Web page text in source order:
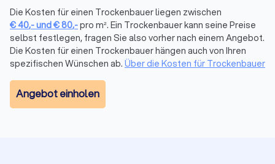
Warum Trustlocal für Trockenbauer in
Schwalmtal (Nordrhein-Westfalen)?
Objektive Auswahl:
8.1/10aus5,985 Bewertungen
Transparenz:Verifizierte Profile, Leistungsdetails,
Die Kosten für einen Trockenbauer liegen zwischen
€40,-und€80,-pro m². Ein Trockenbauer kann seine Preise
selbst festlegen, fragen Sie also vorher nach einem Angebot.
Die Kosten für einen Trockenbauer hängen auch von Ihren
spezifischen Wünschen ab. Über die Kosten für Trockenbauer
Angebot einholen